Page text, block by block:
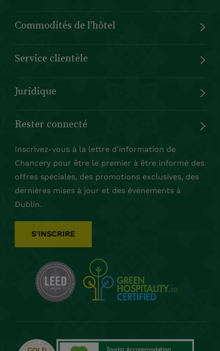
Commodités de l'hôtel
Service clientèle
Juridique
Rester connecté
Inscrivez-vous à la lettre d'information de
Chancery pour être le premier à être informé des
offres spéciales, des promotions exclusives, des
dernières mises à jour et des événements à
Dublin.
S'INSCRIRE